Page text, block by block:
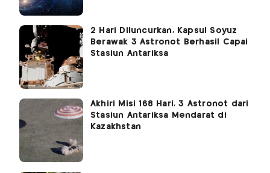
2 Hari Diluncurkan, Kapsul Soyuz
Berawak 3 Astronot Berhasil Capai
Stasiun Antariksa
Akhiri Misi 168 Hari, 3 Astronot dari
Stasiun Antariksa Mendarat di
Kazakhstan